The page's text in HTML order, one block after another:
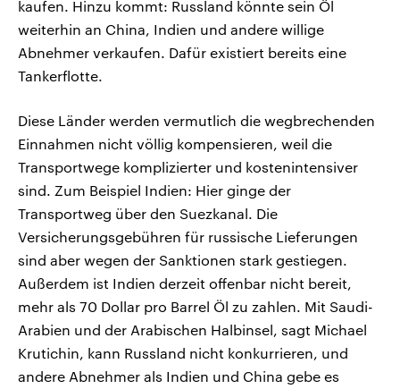
kaufen. Hinzu kommt: Russland könnte sein Öl
weiterhin an China, Indien und andere willige
Abnehmer verkaufen. Dafür existiert bereits eine
Tankerflotte.
Diese Länder werden vermutlich die wegbrechenden
Einnahmen nicht völlig kompensieren, weil die
Transportwege komplizierter und kostenintensiver
sind. Zum Beispiel Indien: Hier ginge der
Transportweg über den Suezkanal. Die
Versicherungsgebühren für russische Lieferungen
sind aber wegen der Sanktionen stark gestiegen.
Außerdem ist Indien derzeit offenbar nicht bereit,
mehr als 70 Dollar pro Barrel Öl zu zahlen. Mit Saudi-
Arabien und der Arabischen Halbinsel, sagt Michael
Krutichin, kann Russland nicht konkurrieren, und
andere Abnehmer als Indien und China gebe es